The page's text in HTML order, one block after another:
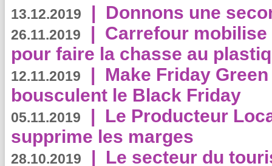
13.12.2019 | Donnons une
26.11.2019 | Carrefour
pour faire la chasse au
12.11.2019 | Make Friday
bousculent le Black Friday
05.11.2019 | Le Producteur
supprime les marges
28.10.2019 | Le secteur du